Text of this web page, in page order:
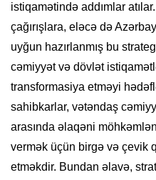
istiqamətində addımlar
çağırışlara, eləcə də
uyğun hazırlanmış bu
cəmiyyət və dövlət
transformasiya etməyi
sahibkarlar, vətəndaş
arasında əlaqəni
vermək üçün birgə və çevik
etməkdir. Bundan əlavə,